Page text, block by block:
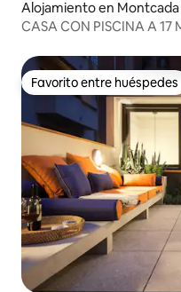
Alojamiento en Montcada
CASA CON PISCINA A 17
Favorito entre huéspedes
Favorito entre huéspedes